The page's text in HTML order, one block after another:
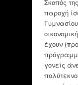
Σκοπός
παροχή
έχουν
γονείς